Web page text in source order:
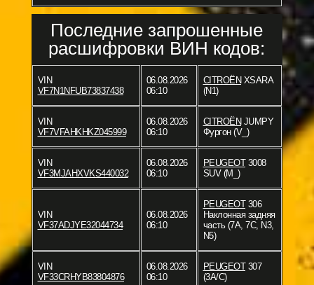
Последние запрошенные
расшифровки ВИН кодов:
VIN
VF7N1NFUB73837438
06.08.2026
06:10
CITROËN XSARA
(N1)
VIN
VF7VFAHKHKZ045999
06.08.2026
06:10
CITROËN JUMPY
Фургон (V_)
VIN
VF3MJAHXVKS440032
06.08.2026
06:10
PEUGEOT3008
SUV (M_)
VIN
VF37ADJYE32044734
06.08.2026
06:10
PEUGEOT306
Наклонная задняя
часть (7A, 7C, N3,
N5)
VIN
VF33CRHYB83804876
06.08.2026
06:10
PEUGEOT307
(3A/C)